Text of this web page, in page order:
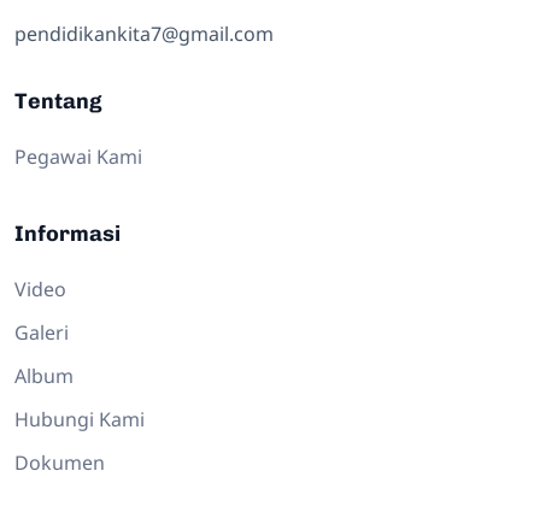
pendidikankita7@gmail.com
Tentang
Pegawai Kami
Informasi
Video
Galeri
Album
Hubungi Kami
Dokumen